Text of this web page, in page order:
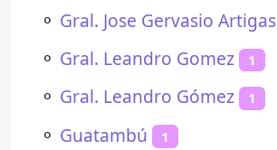
⚬ Gral. Jose Gervasio Artigas
⚬ Gral. Leandro Gomez 1
⚬ Gral. Leandro Gómez 1
⚬ Guatambú 1